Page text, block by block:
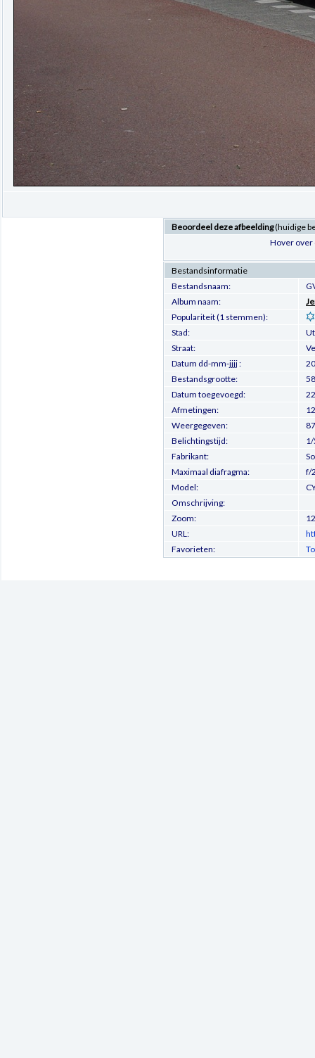
Beoordeel deze afbeelding(huidige
Hover over
Bestandsinformatie
Bestandsnaam:
Album naam:
Populariteit (1 stemmen):
Stad:
Straat:
Datum dd-mm-jjjj :
Bestandsgrootte:
Datum toegevoegd:
Afmetingen:
Weergegeven:
Belichtingstijd:
Fabrikant:
Maximaal diafragma:
f/
Model:
Omschrijving:
Zoom:
URL:
Favorieten: